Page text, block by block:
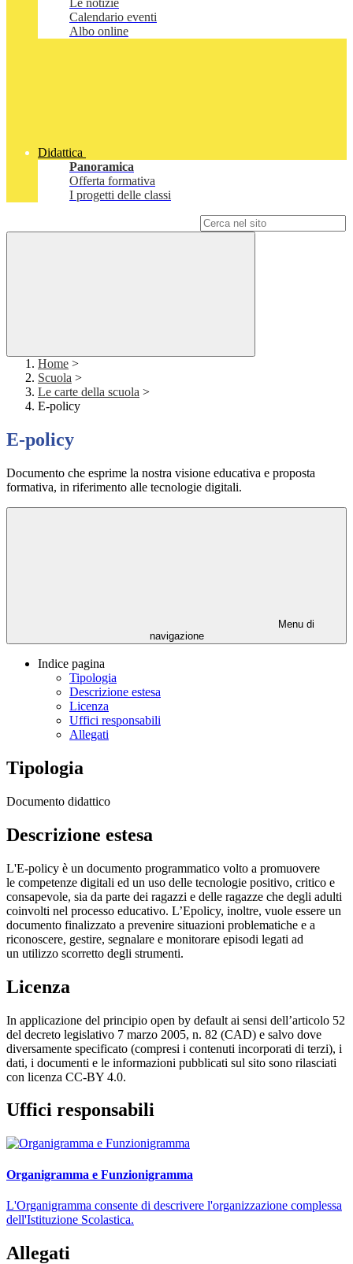
Le notizie
Calendario eventi
Albo online
Didattica
Panoramica
Offerta formativa
I progetti delle classi
Home >
Scuola >
Le carte della scuola >
E-policy
E-policy
Documento che esprime la nostra visione educativa e proposta
formativa, in riferimento alle tecnologie digitali.
Menu di
navigazione
Indice pagina
Tipologia
Descrizione estesa
Licenza
Uffici responsabili
Allegati
Tipologia
Documento didattico
Descrizione estesa
L'E-policy è un documento programmatico volto a promuovere
le competenze digitali ed un uso delle tecnologie positivo, critico e
consapevole, sia da parte dei ragazzi e delle ragazze che degli adulti
coinvolti nel processo educativo. L’Epolicy, inoltre, vuole essere un
documento finalizzato a prevenire situazioni problematiche e a
riconoscere, gestire, segnalare e monitorare episodi legati ad
un utilizzo scorretto degli strumenti.
Licenza
In applicazione del principio open by default ai sensi dell’articolo 52
del decreto legislativo 7 marzo 2005, n. 82 (CAD) e salvo dove
diversamente specificato (compresi i contenuti incorporati di terzi), i
dati, i documenti e le informazioni pubblicati sul sito sono rilasciati
con licenza CC-BY 4.0.
Uffici responsabili
Organigramma e Funzionigramma
L'Organigramma consente di descrivere l'organizzazione complessa
dell'Istituzione Scolastica.
Allegati